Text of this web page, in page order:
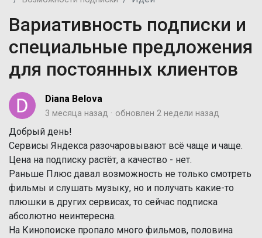
Вариативность подписки и
специальные предложения
для постоянных клиентов
Diana Belova
3 месяца назад обновлен 2 недели назад
Добрый день!
Сервисы Яндекса разочаровывают всё чаще и чаще.
Цена на подписку растёт, а качество - нет.
Раньше Плюс давал возможность не только смотреть
фильмы и слушать музыку, но и получать какие-то
плюшки в других сервисах, то сейчас подписка
абсолютно неинтересна.
На Кинопоиске пропало много фильмов, половина